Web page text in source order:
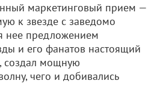
маркетинговый прием —
к звезде с заведомо
нее предложением
и его фанатов настоящий
создал мощную
чего и добивались